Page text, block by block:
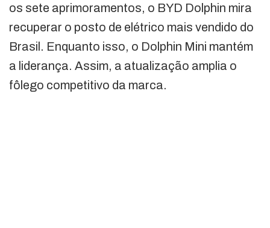
os sete aprimoramentos, o BYD Dolphin mira
recuperar o posto de elétrico mais vendido do
Brasil. Enquanto isso, o Dolphin Mini mantém
a liderança. Assim, a atualização amplia o
fôlego competitivo da marca.